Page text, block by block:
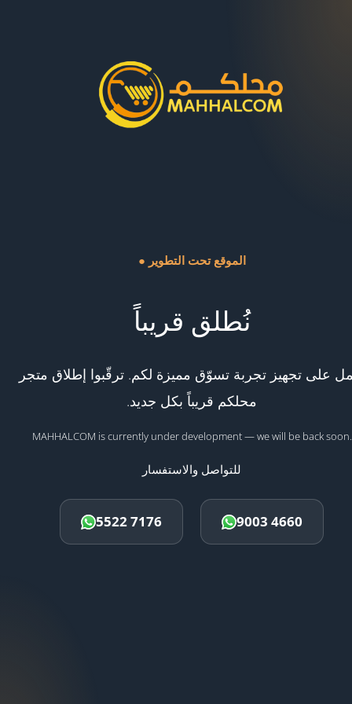
● الموقع تحت التطوير
نُطلق قريباً
على تجهيز تجربة تسوّق مميزة لكم. ترقّبوا إطلاق متجر
محلكم قريباً بكل جديد.
MAHHALCOM is currently under development — we will be back soon.
للتواصل والاستفسار
5522 7176 9003 4660